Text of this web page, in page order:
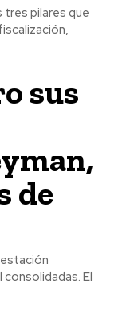
tres pilares que
sus
de
El